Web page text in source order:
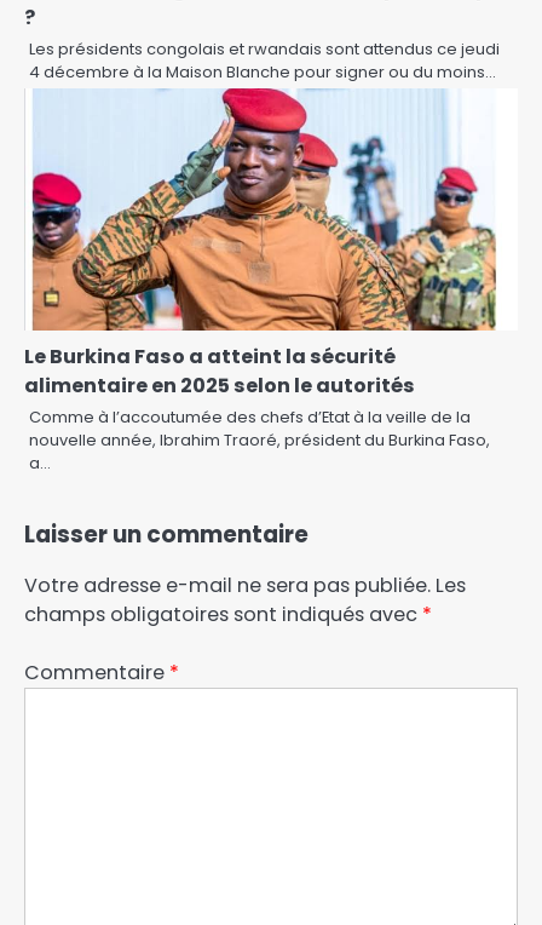
?
Les présidents congolais et rwandais sont attendus ce jeudi
4 décembre à la Maison Blanche pour signer ou du moins…
Le Burkina Faso a atteint la sécurité
alimentaire en 2025 selon le autorités
Comme à l’accoutumée des chefs d’Etat à la veille de la
nouvelle année, Ibrahim Traoré, président du Burkina Faso,
a…
Laisser un commentaire
Votre adresse e-mail ne sera pas publiée. Les
champs obligatoires sont indiqués avec *
Commentaire *